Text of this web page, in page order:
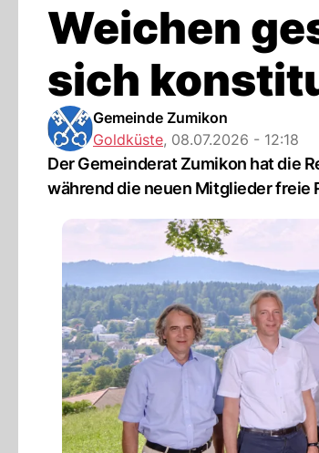
Weichen
sich
Gemeinde Zumikon
Goldküste, 08.07.2026 - 12:18
Der Gemeinderat Zumikon hat die
während die neuen Mitglieder freie